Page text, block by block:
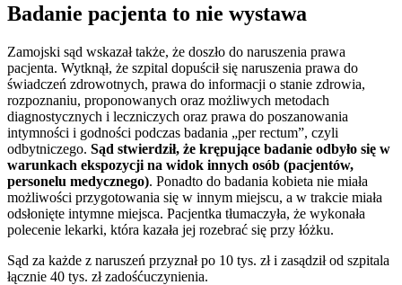
Badanie pacjenta to nie wystawa
Zamojski sąd wskazał także, że doszło do naruszenia prawa
pacjenta. Wytknął, że szpital dopuścił się naruszenia prawa do
świadczeń zdrowotnych, prawa do informacji o stanie zdrowia,
rozpoznaniu, proponowanych oraz możliwych metodach
diagnostycznych i leczniczych oraz prawa do poszanowania
intymności i godności podczas badania „per rectum”, czyli
odbytniczego. Sąd stwierdził, że krępujące badanie odbyło się w
warunkach ekspozycji na widok innych osób (pacjentów,
personelu medycznego). Ponadto do badania kobieta nie miała
możliwości przygotowania się w innym miejscu, a w trakcie miała
odsłonięte intymne miejsca. Pacjentka tłumaczyła, że wykonała
polecenie lekarki, która kazała jej rozebrać się przy łóżku.
Sąd za każde z naruszeń przyznał po 10 tys. zł i zasądził od szpitala
łącznie 40 tys. zł zadośćuczynienia.